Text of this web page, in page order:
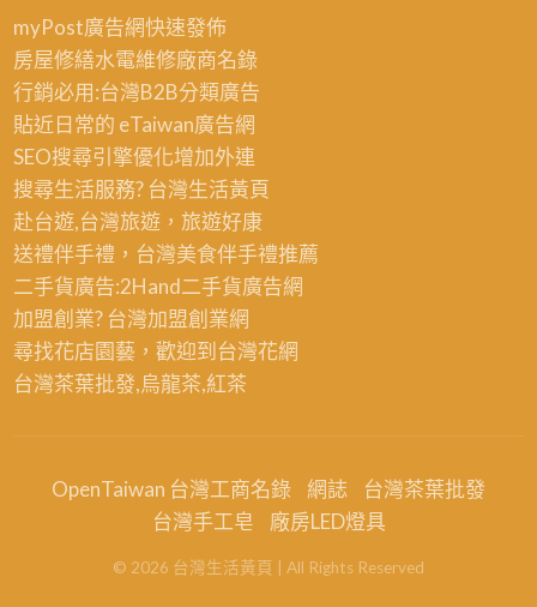
myPost廣告網快速發佈
房屋修繕水電維修廠商名錄
行銷必用:台灣B2B分類廣告
貼近日常的 eTaiwan廣告網
SEO搜尋引擎優化增加外連
搜尋生活服務? 台灣生活黃頁
赴台遊,台灣旅遊，旅遊好康
送禮伴手禮，台灣美食伴手禮推薦
二手貨廣告:2Hand二手貨廣告網
加盟創業? 台灣加盟創業網
尋找花店園藝，歡迎到台灣花網
台灣茶葉批發,烏龍茶,紅茶
OpenTaiwan 台灣工商名錄 網誌
台灣茶葉批發
台灣手工皂
廠房LED燈具
© 2026 台灣生活黃頁 | All Rights Reserved